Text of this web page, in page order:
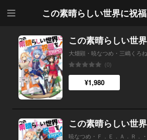
この素晴らしい世界に祝
大畑顕・暁なつめ・三嶋くろ
(0)
¥1,980
暁なつめ・Ｆ．Ｅ．Ａ．Ｒ．